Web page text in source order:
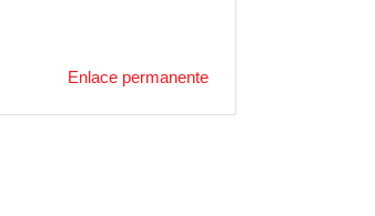
Enlace permanente